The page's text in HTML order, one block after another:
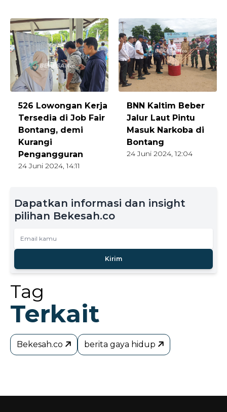
526 Lowongan Kerja
Tersedia di Job Fair
Bontang, demi
Kurangi
Pengangguran
24 Juni 2024, 14:11
BNN Kaltim Beber
Jalur Laut Pintu
Masuk Narkoba di
Bontang
24 Juni 2024, 12:04
Dapatkan informasi dan insight
pilihan Bekesah.co
Kirim
Tag
Terkait
Bekesah.co berita gaya hidup